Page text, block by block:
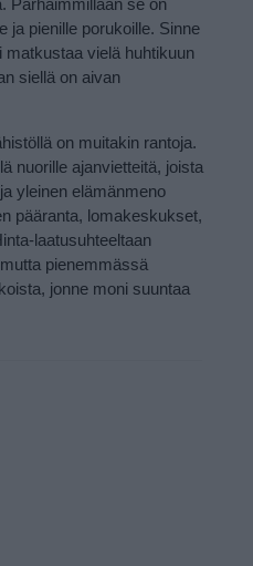
Parhaimmillaan se on
ja pienille porukoille. Sinne
vielä huhtikuun
siellä on aivan
on muitakin rantoja.
nuorille ajanvietteitä, joista
yleinen elämänmeno
pääranta, lomakeskukset,
laatusuhteeltaan
pienemmässä
jonne moni suuntaa